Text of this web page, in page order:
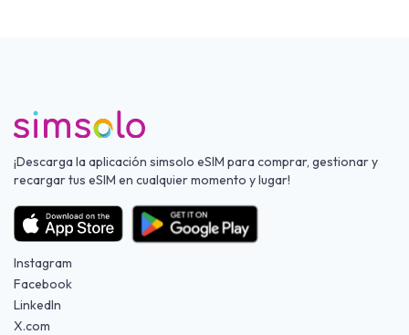
¡Descarga la aplicación simsolo eSIM para comprar, gestionar y
recargar tus eSIM en cualquier momento y lugar!
Instagram
Facebook
LinkedIn
X.com